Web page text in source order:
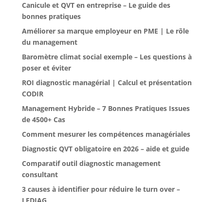
Canicule et QVT en entreprise – Le guide des
bonnes pratiques
Améliorer sa marque employeur en PME | Le rôle
du management
Baromètre climat social exemple – Les questions à
poser et éviter
ROI diagnostic managérial | Calcul et présentation
CODIR
Management Hybride – 7 Bonnes Pratiques Issues
de 4500+ Cas
Comment mesurer les compétences managériales
Diagnostic QVT obligatoire en 2026 – aide et guide
Comparatif outil diagnostic management
consultant
3 causes à identifier pour réduire le turn over –